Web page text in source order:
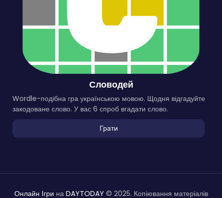
Словодей
Wordle-подібна гра українською мовою. Щодня відгадуйте
закодоване слово. У вас 6 спроб вгадати слово.
Грати
Онлайн Ігри на DAYTODAY © 2025. Копіювання матеріалів